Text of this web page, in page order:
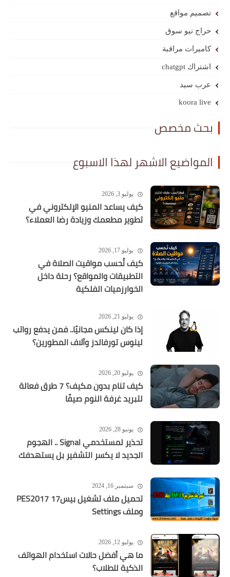
تصميم مواقع
حراج نيو سوق
كاميرات مراقبة
اشتراك chatgpt
عرب سيد
koora live
بحث مخصص
المواضيع الاشهر لهذا الاسبوع
يوليو 3, 2026
كيف يساعد المنيو الإلكتروني في
تطوير مطعمك وزيادة رضا العملاء؟
يوليو 17, 2026
كيف تُحسب مواقيت الصلاة في
التطبيقات والمواقع؟ رحلة داخل
الخوارزميات الفلكية
يوليو 21, 2026
إذا كان لينكس مجانيًا.. فمن يدفع رواتب
لينوس تورفالدز وآلاف المطورين؟
يوليو 20, 2026
كيف تنام بدون مكيف؟ 7 طرق فعالة
لتبريد غرفة النوم صيفًا
يونيو 28, 2026
تحذير لمستخدمي Signal .. الهجوم
الجديد لا يكسر التشفير بل يستهدفك
سبتمبر 16, 2024
تحميل ملف تشغيل بيس17 PES2017
وملف Settings
يوليو 12, 2026
ما هي أفضل حالات استخدام الهواتف
الذكية للطلاب؟